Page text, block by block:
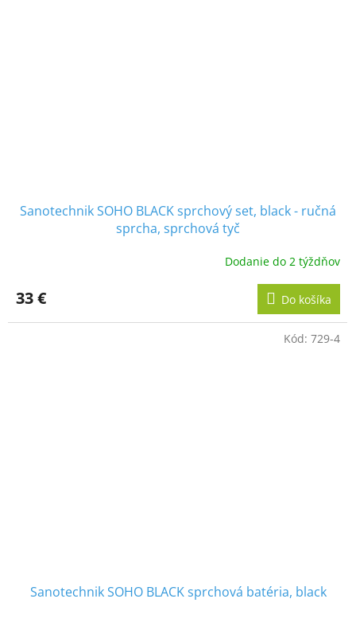
Sanotechnik SOHO BLACK sprchový set, black - ručná
sprcha, sprchová tyč
Dodanie do 2 týždňov
33 € Do košíka
Sanotechnik SOHO BLACK sprchová batéria, black
Kód: 729-4